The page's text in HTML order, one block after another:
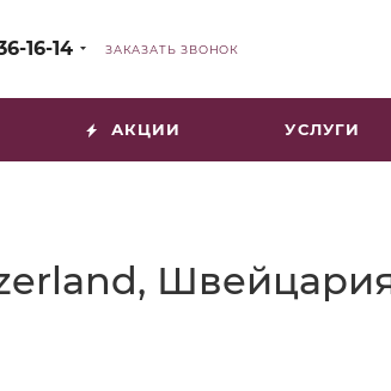
16-14 ЗАКАЗАТЬ ЗВОНОК
АКЦИИ УСЛУГИ